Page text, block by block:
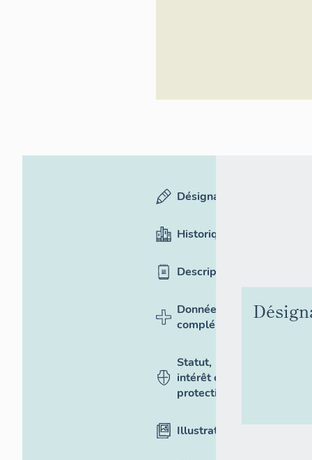
Désignation
Historique
Description
Données
complémentaires
Statut,
intérêt et
protection
Illustrations